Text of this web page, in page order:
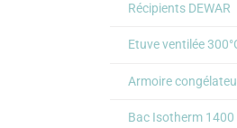
Récipients DEWAR
Etuve ventilée
Armoire
Bac Isotherm 1400